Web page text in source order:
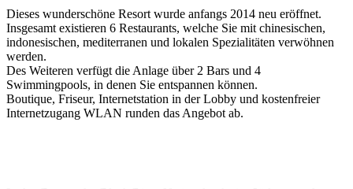
Dieses wunderschöne Resort wurde anfangs 2014 neu eröffnet.
Insgesamt existieren 6 Restaurants, welche Sie mit chinesischen,
indonesischen, mediterranen und lokalen Spezialitäten verwöhnen
werden.
Des Weiteren verfügt die Anlage über 2 Bars und 4
Swimmingpools, in denen Sie entspannen können.
Boutique, Friseur, Internetstation in der Lobby und kostenfreier
Internetzugang WLAN runden das Angebot ab.